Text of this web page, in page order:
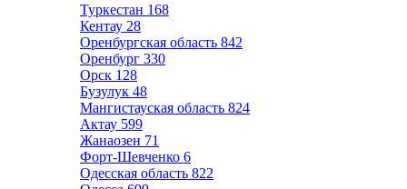
Туркестан 168
Кентау 28
Оренбургская область 842
Оренбург 330
Орск 128
Бузулук 48
Мангистауская область 824
Актау 599
Жанаозен 71
Форт-Шевченко 6
Одесская область 822